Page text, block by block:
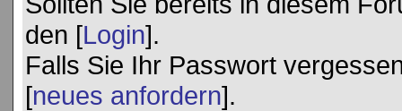
den [Login].
Falls Sie Ihr Passwort
[neues anfordern].